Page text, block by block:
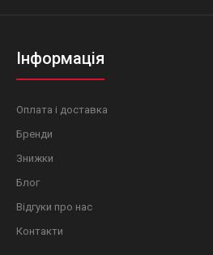
Інформація
Оплата і доставка
Бренди
Знижки
Блог
Відгуки про нас
Контакти